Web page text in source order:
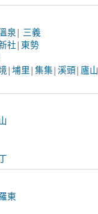
泉
三義
社
東勢
埔里 集集 溪頭
廬山
東